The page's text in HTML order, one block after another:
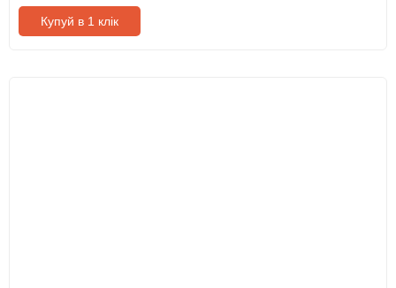
Купуй в 1 клік